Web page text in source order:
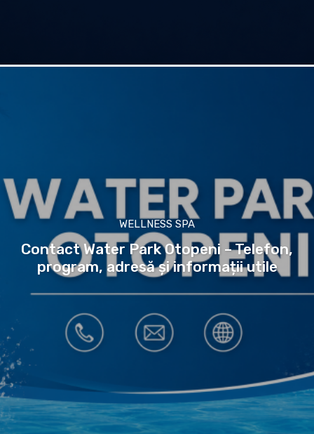
WELLNESS SPA
Contact Water Park Otopeni – Telefon,
program, adresă și informații utile